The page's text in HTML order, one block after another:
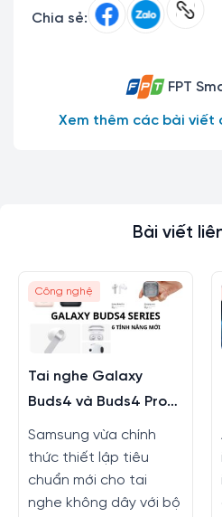
Chia sẻ:
FPT
Xem thêm các bài viết
Bài viết
Công nghệ
Tai nghe Galaxy
Buds4 và Buds4 Pro
màu mới, tính năng
mới
Samsung vừa chính
thức thiết lập tiêu
chuẩn mới cho tai
nghe không dây với bộ